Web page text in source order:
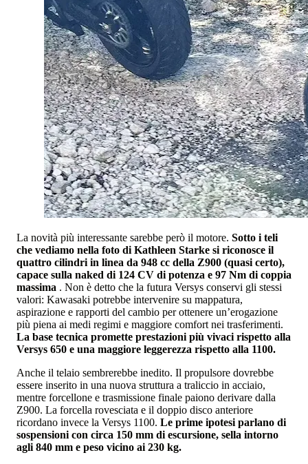
La novità più interessante sarebbe però il motore. Sotto i teli
che vediamo nella foto di Kathleen Starke si riconosce il
quattro cilindri in linea da 948 cc della Z900 (quasi certo),
capace sulla naked di 124 CV di potenza e 97 Nm di coppia
massima . Non è detto che la futura Versys conservi gli stessi
valori: Kawasaki potrebbe intervenire su mappatura,
aspirazione e rapporti del cambio per ottenere un’erogazione
più piena ai medi regimi e maggiore comfort nei trasferimenti.
La base tecnica promette prestazioni più vivaci rispetto alla
Versys 650 e una maggiore leggerezza rispetto alla 1100.
Anche il telaio sembrerebbe inedito. Il propulsore dovrebbe
essere inserito in una nuova struttura a traliccio in acciaio,
mentre forcellone e trasmissione finale paiono derivare dalla
Z900. La forcella rovesciata e il doppio disco anteriore
ricordano invece la Versys 1100. Le prime ipotesi parlano di
sospensioni con circa 150 mm di escursione, sella intorno
agli 840 mm e peso vicino ai 230 kg.